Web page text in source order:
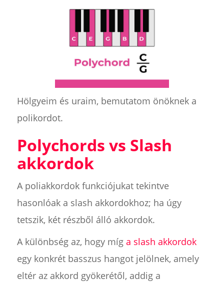
Hölgyeim és uraim, bemutatom önöknek a
polikordot.
Polychords vs Slash
akkordok
A poliakkordok funkciójukat tekintve
hasonlóak a slash akkordokhoz; ha úgy
tetszik, két részből álló akkordok.
A különbség az, hogy míg a slash akkordok
egy konkrét basszus hangot jelölnek, amely
eltér az akkord gyökerétől, addig a